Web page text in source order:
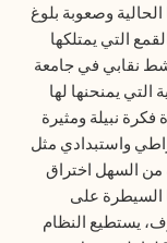
وصعوبة بلوغ
التي يمتلكها
نقابي في جامعة
التي يمنحنها لها
نبيلة ومثيرة
واستبدادي مثل
من السهل اختراق
السيطرة على
يستطيع النظام